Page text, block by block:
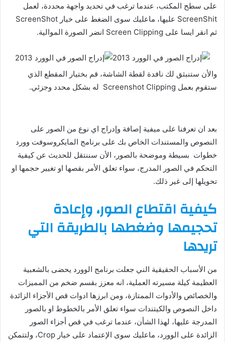
على سطح المكتب، عندما ترغب في تحديد واجهة محددة، لعمل
ScreenShit عليها، ماعليك سوى الضغط على خيار ScreenShot
ثم انقر ايسا على Screen Clipping انضر الصورة الموالية.
والأن ستنبثق لك نافدة لقطة الشاشة، قم بختيار المقطع الذي
ستقوم بعمل Screenshot Clipping له بشكل محدد وجزئي.
بعد ان تعرفنا على ميفية إصافة وإدراج اي نوع من الصور على
النصوص والمستندات الخاص بك على برنامج المايكروسوفت وورد
خطوات بسيطة وموضحة بالصور، الأن سننتقل للحديث عن كيفية
التحكم في الصور المدرج، سواء تعلق الأمر بقصها او تغيير حجمها او
تحويلها إلى غير ذلك.
كيفية اقتطاع الصور، وإعادة
تحجيمها وضغطها بالطريقة التي
تريدها
من الأسباب الحقيقية الني جعلت برنامج الوورد يحضى بالشعبية
العظيمة كيلة مسيرته العملية، انه معزز بقسم ضخم من المميزات
والخصائص والأدوات الممتازة، ومن ابرزها ادوات قص الأجزاء الزائدة
داخل النصوص والكيتندات سواء تعلق الأمر بالخطوط او بالصور
المدرجة عليها، لهذا الشأن، عندما ترغب في قص أجزاء الصور
الزائدة على الوورد، ماعليك سوى الإعتماد على خيار Crop، ولتتمكن